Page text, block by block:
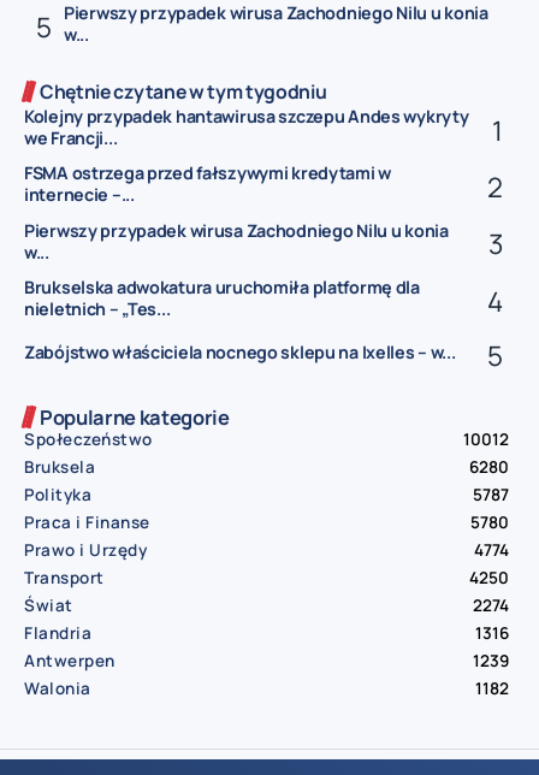
Pierwszy przypadek wirusa Zachodniego Nilu u konia
w...
Chętnie czytane w tym tygodniu
Kolejny przypadek hantawirusa szczepu Andes wykryty
we Francji...
FSMA ostrzega przed fałszywymi kredytami w
internecie –...
Pierwszy przypadek wirusa Zachodniego Nilu u konia
w...
Brukselska adwokatura uruchomiła platformę dla
nieletnich – „Tes...
Zabójstwo właściciela nocnego sklepu na Ixelles – w...
Popularne kategorie
Społeczeństwo
10012
Bruksela
6280
Polityka
5787
Praca i Finanse
5780
Prawo i Urzędy
4774
Transport
4250
Świat
2274
Flandria
1316
Antwerpen
1239
Walonia
1182